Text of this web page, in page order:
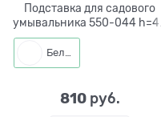
Подставка для садового
умывальника 550-044 h=40
Белый
810 руб.